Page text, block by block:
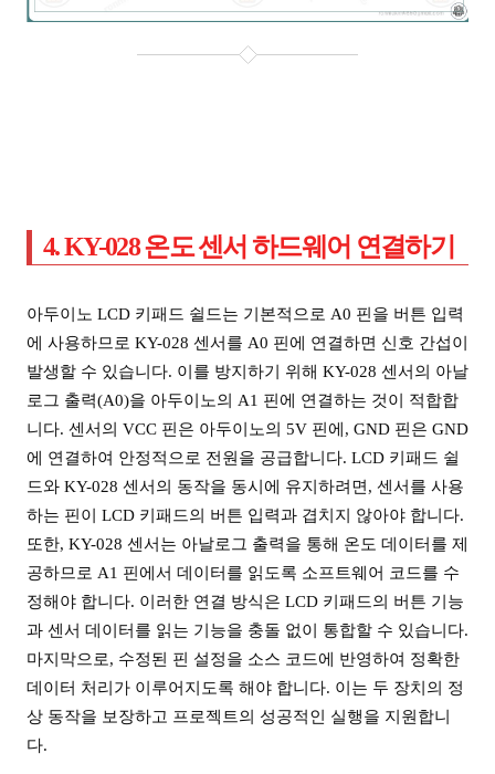
4. KY-028 온도 센서 하드웨어 연결하기
아두이노 LCD 키패드 쉴드는 기본적으로 A0 핀을 버튼 입력
에 사용하므로 KY-028 센서를 A0 핀에 연결하면 신호 간섭이
발생할 수 있습니다. 이를 방지하기 위해 KY-028 센서의 아날
로그 출력(A0)을 아두이노의 A1 핀에 연결하는 것이 적합합
니다. 센서의 VCC 핀은 아두이노의 5V 핀에, GND 핀은 GND
에 연결하여 안정적으로 전원을 공급합니다. LCD 키패드 쉴
드와 KY-028 센서의 동작을 동시에 유지하려면, 센서를 사용
하는 핀이 LCD 키패드의 버튼 입력과 겹치지 않아야 합니다.
또한, KY-028 센서는 아날로그 출력을 통해 온도 데이터를 제
공하므로 A1 핀에서 데이터를 읽도록 소프트웨어 코드를 수
정해야 합니다. 이러한 연결 방식은 LCD 키패드의 버튼 기능
과 센서 데이터를 읽는 기능을 충돌 없이 통합할 수 있습니다.
마지막으로, 수정된 핀 설정을 소스 코드에 반영하여 정확한
데이터 처리가 이루어지도록 해야 합니다. 이는 두 장치의 정
상 동작을 보장하고 프로젝트의 성공적인 실행을 지원합니
다.